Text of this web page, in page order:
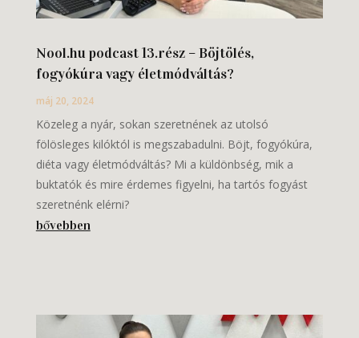
Nool.hu podcast 13.rész – Böjtölés,
fogyókúra vagy életmódváltás?
máj 20, 2024
Közeleg a nyár, sokan szeretnének az utolsó
fölösleges kilóktól is megszabadulni. Böjt, fogyókúra,
diéta vagy életmódváltás? Mi a küldönbség, mik a
buktatók és mire érdemes figyelni, ha tartós fogyást
szeretnénk elérni?
bővebben